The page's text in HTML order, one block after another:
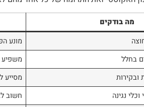
מה בודקים
מונע
בחלל
משפיע
ובקירות
מסייע
נגינה
חשוב